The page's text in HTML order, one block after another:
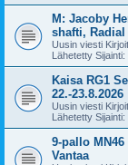
M: Jacoby
shafti, Radial
Uusin viesti
Lähetetty Sijainti:
Kaisa RG1
22.-23.8.2026
Uusin viesti
Lähetetty Sijainti:
9-pallo
Vantaa